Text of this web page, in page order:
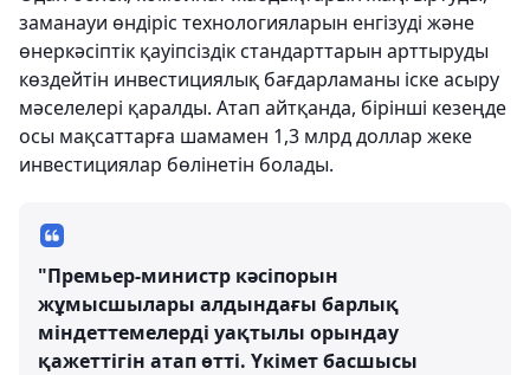
заманауи өндіріс технологияларын енгізуді және
өнеркәсіптік қауіпсіздік стандарттарын арттыруды
көздейтін инвестициялық бағдарламаны іске асыру
мәселелері қаралды. Атап айтқанда, бірінші кезеңде
осы мақсаттарға шамамен 1,3 млрд доллар жеке
инвестициялар бөлінетін болады.
"Премьер-министр кәсіпорын
жұмысшылары алдындағы барлық
міндеттемелерді уақтылы орындау
қажеттігін атап өтті. Үкімет басшысы